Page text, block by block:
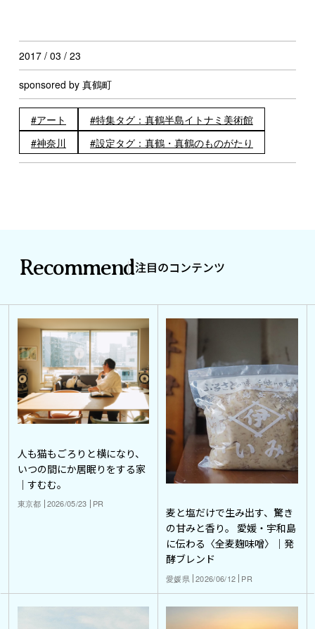
2017 / 03 / 23
sponsored by 真鶴町
アート
特集タグ：真鶴半島イトナミ美術館
神奈川
設定タグ：真鶴・真鶴のものがたり
Recommend注目のコンテンツ
人も猫もごろりと横になり、
いつの間にか居眠りをする家
｜すむむ。
東京都 2026/05/23 PR
麦と塩だけで生み出す、驚き
の甘みと香り。 愛媛・宇和島
に伝わる〈全麦麹味噌〉｜発
酵ブレンド
愛媛県 2026/06/12 PR